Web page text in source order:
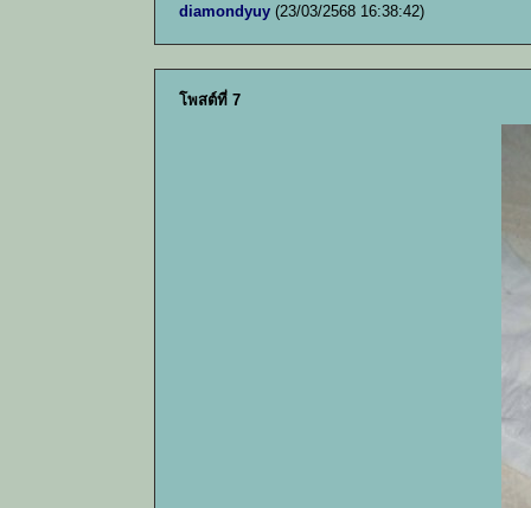
diamondyuy (23/03/2568 16:38:42)
โพสต์ที่ 7